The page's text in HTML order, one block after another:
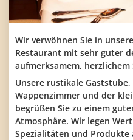
Wir verwöhnen Sie in
Restaurant mit sehr guter
aufmerksamem, herzlichem
Unsere rustikale
Wappenzimmer und der
begrüßen Sie zu einem
Atmosphäre. Wir legen
Spezialitäten und Produkte